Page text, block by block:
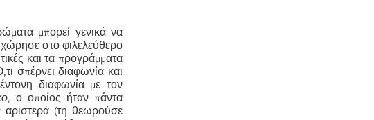
μπορεί γενικά να
στο φιλελεύθερο
και τα προγράμματα
σπέρνει διαφωνία και
διαφωνία με τον
, ο οποίος ήταν πάντα
αριστερά (τη θεωρούσε